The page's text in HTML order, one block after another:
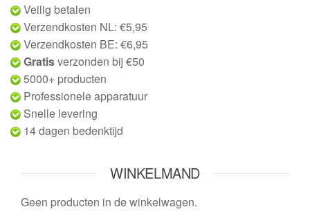
Veilig betalen
Verzendkosten NL: €5,95
Verzendkosten BE: €6,95
Gratisverzonden bij €50
5000+ producten
Professionele apparatuur
Snelle levering
14 dagen bedenktijd
WINKELMAND
Geen producten in de winkelwagen.